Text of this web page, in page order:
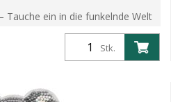
Tauche ein in die funkelnde Welt
Entdecke die brandneue
– eine faszin...Stk.